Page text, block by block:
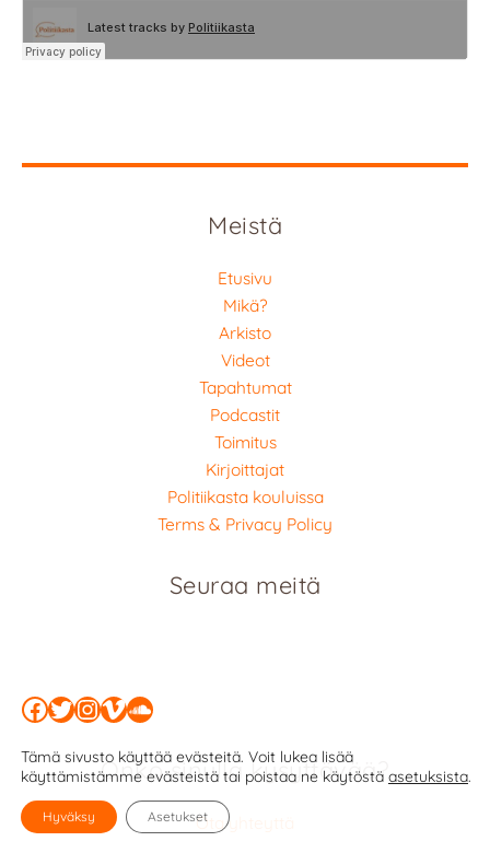
Meistä
Etusivu
Mikä?
Arkisto
Videot
Tapahtumat
Podcastit
Toimitus
Kirjoittajat
Politiikasta kouluissa
Terms & Privacy Policy
Seuraa meitä
Facebook
Twitter
Instagram
Vimeo
SoundCloud
Onko sinulla kysyttävää?
Ota yhteyttä
Tämä sivusto käyttää evästeitä. Voit lukea lisää
käyttämistämme evästeistä tai poistaa ne käytöstä asetuksista.
Hyväksy Asetukset